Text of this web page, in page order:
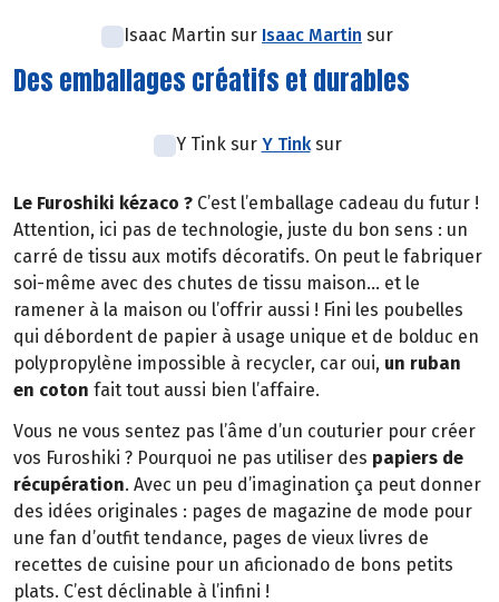
Isaac Martin sur Isaac Martin sur
Des emballages créatifs et durables
Y Tink sur Y Tinksur
Le Furoshiki kézaco ? C’est l’emballage cadeau du futur !
Attention, ici pas de technologie, juste du bon sens : un
carré de tissu aux motifs décoratifs. On peut le fabriquer
soi-même avec des chutes de tissu maison… et le
ramener à la maison ou l’offrir aussi ! Fini les poubelles
qui débordent de papier à usage unique et de bolduc en
polypropylène impossible à recycler, car oui, un ruban
en coton fait tout aussi bien l’affaire.
Vous ne vous sentez pas l’âme d’un couturier pour créer
vos Furoshiki ? Pourquoi ne pas utiliser des papiers de
récupération. Avec un peu d’imagination ça peut donner
des idées originales : pages de magazine de mode pour
une fan d’outfit tendance, pages de vieux livres de
recettes de cuisine pour un aficionado de bons petits
plats. C’est déclinable à l’infini !